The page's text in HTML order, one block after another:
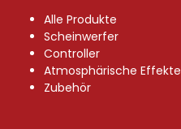
Alle Produkte
Scheinwerfer
Controller
Atmosphärische Effekte
Zubehör